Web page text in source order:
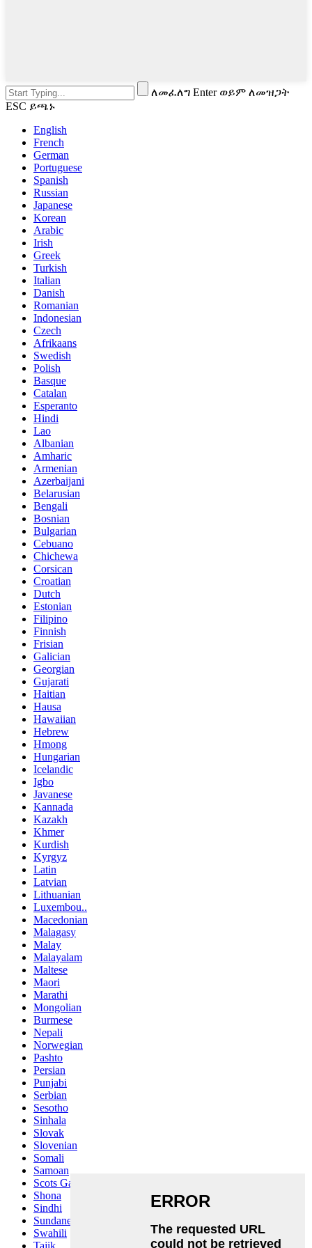
ለመፈለግ Enter ወይም ለመዝጋት
ESC ይጫኑ
English
French
German
Portuguese
Spanish
Russian
Japanese
Korean
Arabic
Irish
Greek
Turkish
Italian
Danish
Romanian
Indonesian
Czech
Afrikaans
Swedish
Polish
Basque
Catalan
Esperanto
Hindi
Lao
Albanian
Amharic
Armenian
Azerbaijani
Belarusian
Bengali
Bosnian
Bulgarian
Cebuano
Chichewa
Corsican
Croatian
Dutch
Estonian
Filipino
Finnish
Frisian
Galician
Georgian
Gujarati
Haitian
Hausa
Hawaiian
Hebrew
Hmong
Hungarian
Icelandic
Igbo
Javanese
Kannada
Kazakh
Khmer
Kurdish
Kyrgyz
Latin
Latvian
Lithuanian
Luxembou..
Macedonian
Malagasy
Malay
Malayalam
Maltese
Maori
Marathi
Mongolian
Burmese
Nepali
Norwegian
Pashto
Persian
Punjabi
Serbian
Sesotho
Sinhala
Slovak
Slovenian
Somali
Samoan
Scots Gaelic
Shona
Sindhi
Sundanese
Swahili